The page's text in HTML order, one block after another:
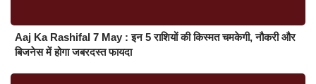
Aaj Ka Rashifal 7 May : इन 5 राशियों की किस्मत चमकेगी, नौकरी और
बिजनेस में होगा जबरदस्त फायदा